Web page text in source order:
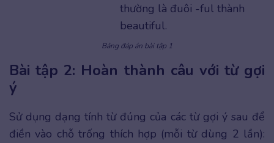
thường là đuôi -ful thành
beautiful.
Bảng đáp án bài tập 1
Bài tập 2: Hoàn thành câu với từ gợi
ý
Sử dụng dạng tính từ đúng của các từ gợi ý sau để
điền vào chỗ trống thích hợp (mỗi từ dùng 2 lần):